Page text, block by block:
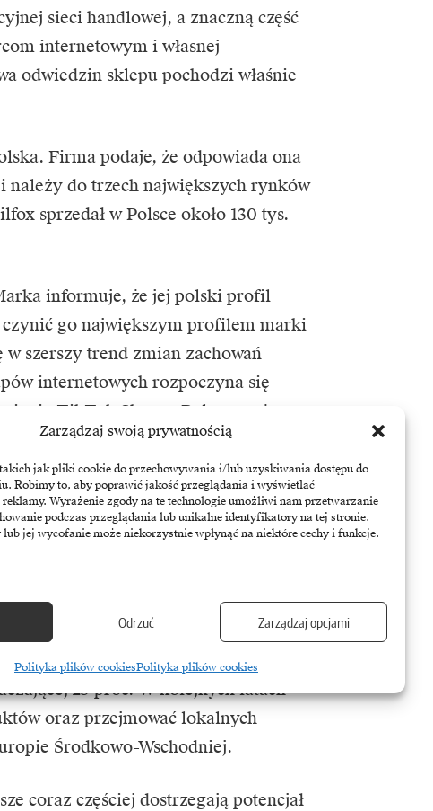
Zarządzaj swoją prywatnością
jak pliki cookie do przechowywania i/lub uzyskiwania dostępu do
Robimy to, aby poprawić jakość przeglądania i wyświetlać
Wyrażenie zgody na te technologie umożliwi nam przetwarzanie
podczas przeglądania lub unikalne identyfikatory na tej stronie.
jej wycofanie może niekorzystnie wpłynąć na niektóre cechy i funkcje.
Odrzuć Zarządzaj opcjami
Polityka plików cookiesPolityka plików cookies
sieci handlowej, a znaczną część
internetowym i własnej
odwiedzin sklepu pochodzi właśnie
Firma podaje, że odpowiada ona
należy do trzech największych rynków
sprzedał w Polsce około 130 tys.
informuje, że jej polski profil
go największym profilem marki
szerszy trend zmian zachowań
internetowych rozpoczyna się
TikTok Shop w Polsce może
commerce.
produkcja prowadzona w Europie.
jest we własnym zakładzie
zamówienia, także
na kilkunastu europejskich rynkach
ona 16 mln euro przychodów przy
25 proc. W kolejnych latach
oraz przejmować lokalnych
Środkowo-Wschodniej.
coraz częściej dostrzegają potencjał